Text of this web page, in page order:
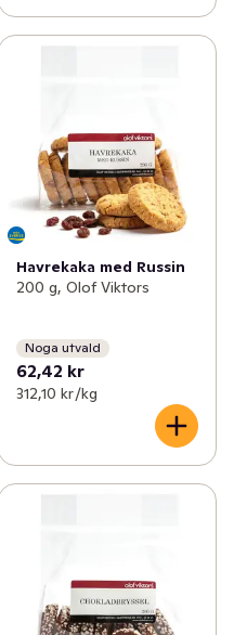
Havrekaka med Russin
200 g, Olof Viktors
Noga utvald
62,42 kr
312,10 kr /kg